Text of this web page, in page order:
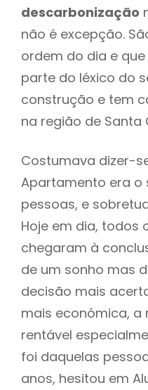
descarbonização
não é excepção.
ordem do dia e
parte do léxico do
construção e tem
na região de Santa
Costumava dizer-
Apartamento era o
pessoas, e
Hoje em dia, todos
chegaram à
de um sonho mas
decisão mais
mais económica, a
rentável
foi daquelas
anos, hesitou em